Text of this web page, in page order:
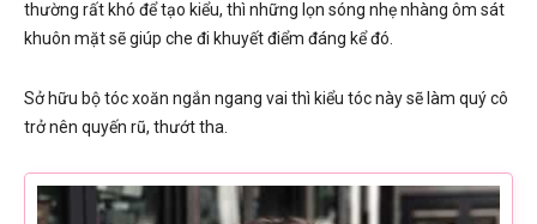
thường rất khó để tạo kiểu, thì những lọn sóng nhẹ nhàng ôm sát
khuôn mặt sẽ giúp che đi khuyết điểm đáng kể đó.
Sở hữu bộ tóc xoăn ngắn ngang vai thì kiểu tóc này sẽ làm quý cô
trở nên quyến rũ, thướt tha.